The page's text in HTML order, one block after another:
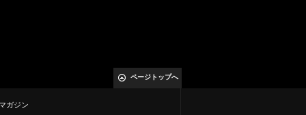
ページトップへ
ガジン